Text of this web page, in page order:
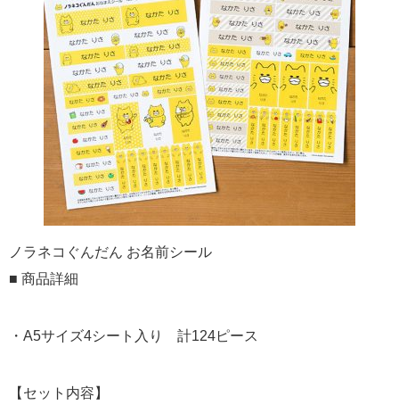
ノラネコぐんだん お名前シール
■ 商品詳細
・A5サイズ4シート入り 計124ピース
【セット内容】